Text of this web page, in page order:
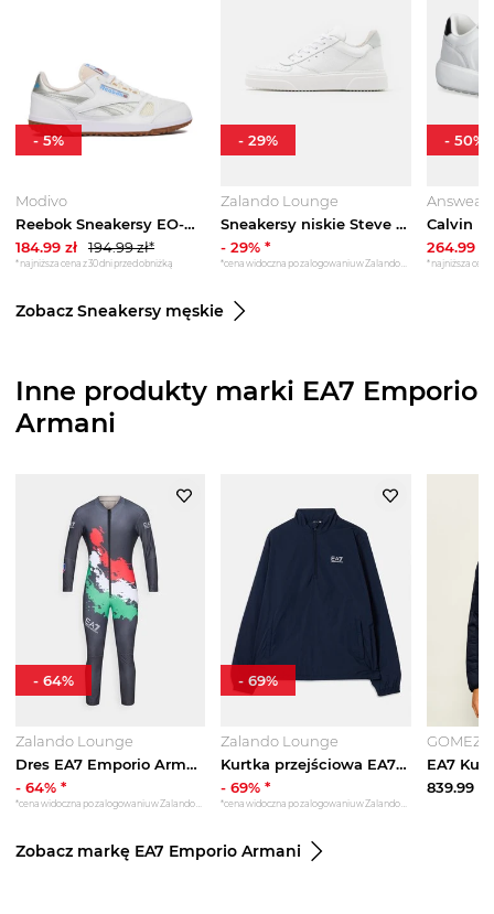
Modivo
Reebok Sneakersy EO-DEFIANCE 88 100244853 Biały
184.99 zł 194.99zł*
*najniższa cena z 30 dni przed obniżką
-5%
Zalando Lounge
Sneakersy niskie Steve Madden biały
-29% *
-29%
Answear
264.99zł
*najniższa cena
- 50%
Zobacz Sneakersy męskie
Inne produkty marki EA7 Emporio
Armani
Zalando Lounge
Dres EA7 Emporio Armani szary
- 64% *
*cena widoczna po zalogowaniu w Zalando Lounge
- 64%
Zalando Lounge
Kurtka przejściowa EA7 Emporio Armani niebieski
-69% *
*cena widoczna po zalogowaniu w Zalando Lounge
-69%
GOMEZ
839.99zł
Zobacz markę EA7 Emporio Armani